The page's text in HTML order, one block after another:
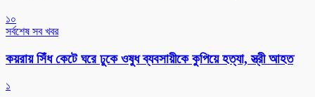
১০
সর্বশেষ সব খবর
কয়রায় সিঁধ কেটে ঘরে ঢুকে ওষুধ ব্যবসায়ীকে কুপিয়ে হত্যা, স্ত্রী আহত
১